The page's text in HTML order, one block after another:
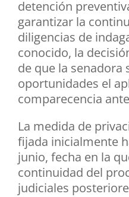
detención
garantizar la
diligencias de
conocido, la
de que la senadora
oportunidades el
comparecencia
La medida de
fijada inicialmente
junio, fecha en la
continuidad del
judiciales